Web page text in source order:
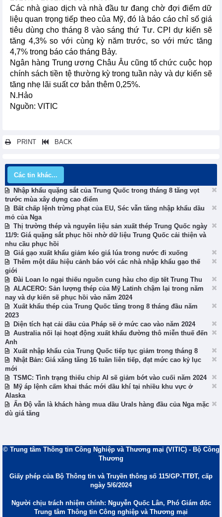
Các nhà giao dịch và nhà đầu tư đang chờ đợi điểm dữ
liệu quan trọng tiếp theo của Mỹ, đó là báo cáo chỉ số giá
tiêu dùng cho tháng 8 vào sáng thứ Tư. CPI dự kiến sẽ
tăng 4,3% so với cùng kỳ năm trước, so với mức tăng
4,7% trong báo cáo tháng Bảy.
Ngân hàng Trung ương Châu Âu cũng tổ chức cuộc họp
chính sách tiền tệ thường kỳ trong tuần này và dự kiến sẽ
tăng nhẹ lãi suất cơ bản thêm 0,25%.
N.Hảo
Nguồn: VITIC
PRINT BACK
Các tin khác...
Nhập khẩu quặng sắt của Trung Quốc trong tháng 8 tăng vọt
trước mùa xây dựng cao điểm
Bất chấp lệnh trừng phạt của EU, Séc vẫn tăng nhập khẩu dầu
mỏ của Nga
Thị trường thép và nguyên liệu sản xuất thép Trung Quốc ngày
11/9: Giá quặng sắt phục hồi nhờ dữ liệu Trung Quốc cải thiện và
nhu cầu phục hồi
Giá gạo xuất khẩu giảm kéo giá lúa trong nước đi xuống
Thêm một dấu hiệu cảnh báo với các nhà nhập khẩu gạo thế
giới
Đài Loan lo ngại thiếu nguồn cung hàu cho dịp tết Trung Thu
ALACERO: Sản lượng thép của Mỹ Latinh chậm lại trong năm
nay và dự kiến sẽ phục hồi vào năm 2024
Xuất khẩu thép của Trung Quốc tăng trong 8 tháng đầu năm
2023
Diện tích hạt cải dầu của Pháp sẽ ở mức cao vào năm 2024
Australia nối lại hoạt động xuất khẩu đường thô miễn thuế đến
Anh
Xuất nhập khẩu của Trung Quốc tiếp tục giảm trong tháng 8
Nhật Bản: Giá xăng tăng 16 tuần liên tiếp, đạt mức cao kỷ lục
mới
TSMC: Tình trạng thiếu chip AI sẽ giảm bớt vào cuối năm 2024
Mỹ áp lệnh cấm khai thác mới dầu khí tại nhiều khu vực ở
Alaska
Ấn Độ vẫn là khách hàng mua dầu Urals hàng đầu của Nga mặc
dù giá tăng
© Trung tâm Thông tin Công Nghiệp và Thương mại (VITIC) - Bộ Công
Thương
Giấy phép của Bộ Thông tin và Truyền thông số 115/GP-TTĐT, cấp
ngày 5/6/2024
Người chịu trách nhiệm chính: Nguyễn Quốc Lân, Phó Giám đốc
Trung tâm Thông tin Công nghiệp và Thương mại